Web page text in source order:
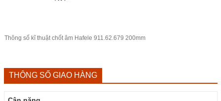
Thông số kĩ thuật chốt âm Hafele 911.62.679 200mm
THÔNG SỐ GIAO HÀNG